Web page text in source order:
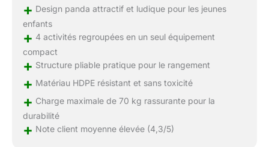
+ Design panda attractif et ludique pour les jeunes
enfants
+ 4 activités regroupées en un seul équipement
compact
+ Structure pliable pratique pour le rangement
+ Matériau HDPE résistant et sans toxicité
+ Charge maximale de 70 kg rassurante pour la
durabilité
+ Note client moyenne élevée (4,3/5)